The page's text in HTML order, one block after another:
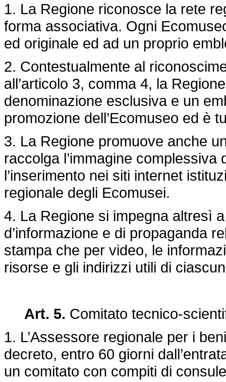
1. La Regione riconosce la rete
forma associativa. Ogni
ed originale ed ad un proprio
2. Contestualmente al
all’articolo 3, comma 4, la
denominazione esclusiva e un
promozione dell’Ecomuseo ed è
3. La Regione promuove anche
raccolga l’immagine
l’inserimento nei siti internet
regionale degli Ecomusei.
4. La Regione si impegna altresì
d’informazione e di propaganda
stampa che per video, le
risorse e gli indirizzi utili di
Art. 5. Comitato tecnico-
1. L’Assessore regionale per i
decreto, entro 60 giorni
un comitato con compiti di